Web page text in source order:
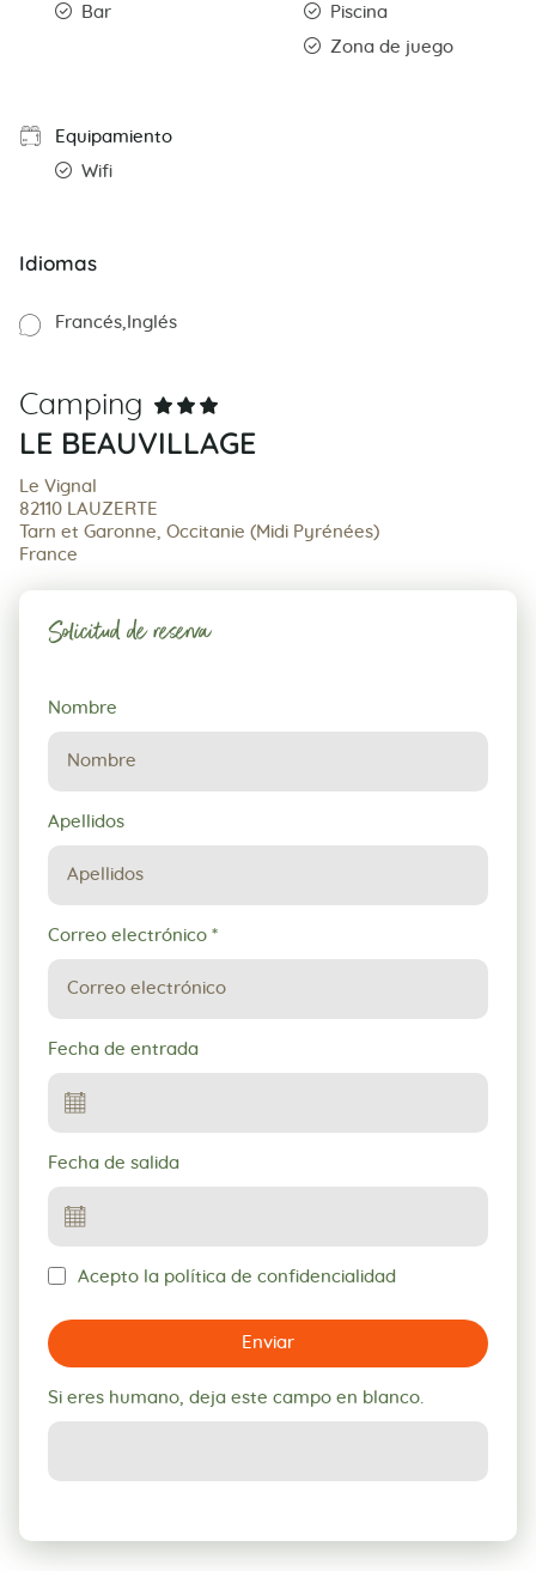
Bar
Piscina
Zona de juego
Equipamiento
Wifi
Idiomas
Francés Inglés
Camping
LE BEAUVILLAGE
Le Vignal
82110 LAUZERTE
Tarn et Garonne, Occitanie (Midi Pyrénées)
France
Solicitud de reserva
Solicitud
de
reserva
Nombre
Apellidos
Correo electrónico *
Fecha de entrada
Fecha de salida
Acepto la política de confidencialidad
Enviar
Si eres humano, deja este campo en blanco.